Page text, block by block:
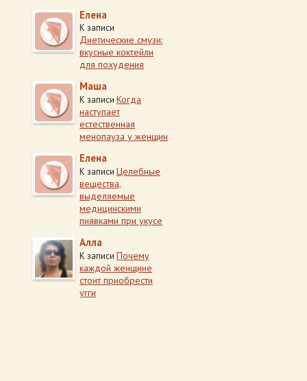
Елена
К записи
Диетические смузи:
вкусные коктейли
для похудения
Маша
К записи Когда
наступает
естественная
менопауза у женщин
Елена
К записи Целебные
вещества,
выделяемые
медицинскими
пиявками при укусе
Алла
К записи Почему
каждой женщине
стоит приобрести
угги